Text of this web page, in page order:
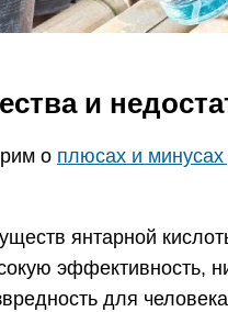
и
о плюсах и минусах
янтарной
эффективность,
для